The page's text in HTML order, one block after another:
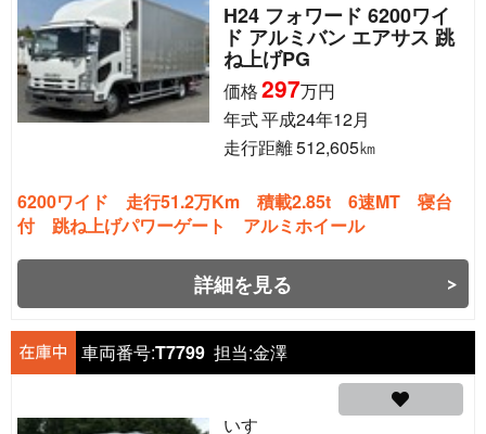
H24 フォワード 6200ワイ
ド アルミバン エアサス 跳
ね上げPG
価格297万円
年式平成24年12月
走行距離512,605㎞
6200ワイド 走行51.2万Km 積載2.85t 6速MT 寝台
付 跳ね上げパワーゲート アルミホイール
詳細を見る
車両番号:T7799 担当:金澤
いすゞ